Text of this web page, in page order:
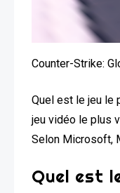
Counter-Strike:
Quel est le jeu le
jeu vidéo le plus
Selon Microsoft,
Quel est